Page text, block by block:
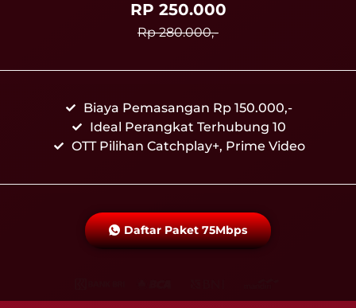
RP 250.000
Rp 280.000,-
Biaya Pemasangan Rp 150.000,-
Ideal Perangkat Terhubung 10
OTT Pilihan Catchplay+, Prime Video
Daftar Paket 75Mbps